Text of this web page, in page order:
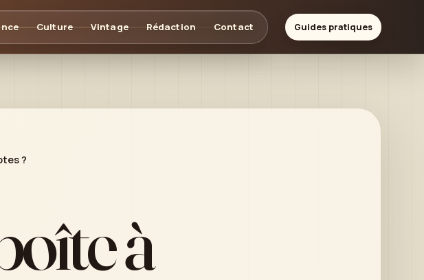
Culture Vintage Rédaction Contact Guides pratiques
?
à